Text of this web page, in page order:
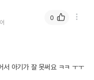
서 아기가 잘 못써요 ㅋㅋ ㅜㅜ
0